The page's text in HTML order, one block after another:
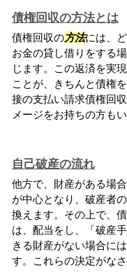
債権回収の方法とは
債権回収の方法には、
お金の貸し借りをする
じます。この返済を実
ことが、きちんと債権
接の支払い請求債権回
メージをお持ちの方も
自己破産の流れ
他方で、財産がある場
が中心となり、破産者
換えます。その上で、
は、配当をし、「破産
きる財産がない場合に
す。これらの決定がな